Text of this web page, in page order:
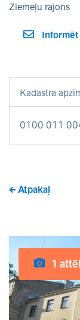
Ziemeļu rajons
Kadastra
0100 011
Atpakaļ
1